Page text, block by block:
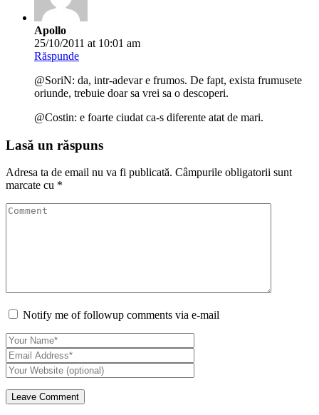
Apollo
25/10/2011 at 10:01 am
Răspunde
@SoriN: da, intr-adevar e frumos. De fapt, exista frumusete
oriunde, trebuie doar sa vrei sa o descoperi.
@Costin: e foarte ciudat ca-s diferente atat de mari.
Lasă un răspuns
Adresa ta de email nu va fi publicată. Câmpurile obligatorii sunt
marcate cu *
Notify me of followup comments via e-mail